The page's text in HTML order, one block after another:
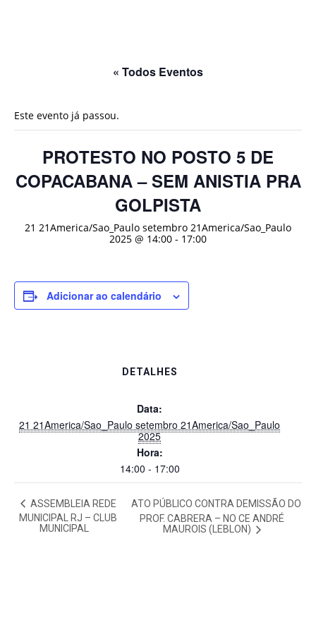
« Todos Eventos
Este evento já passou.
PROTESTO NO POSTO 5 DE
COPACABANA – SEM ANISTIA PRA
GOLPISTA
21 21America/Sao_Paulo setembro 21America/Sao_Paulo
2025 @ 14:00 - 17:00
Adicionar ao calendário
DETALHES
Data:
21 21America/Sao_Paulo setembro 21America/Sao_Paulo
2025
Hora:
14:00 - 17:00
ASSEMBLEIA REDE
MUNICIPAL RJ – CLUB
MUNICIPAL
ATO PÚBLICO CONTRA DEMISSÃO DO
PROF. CABRERA – NO CE ANDRÉ
MAUROIS (LEBLON)